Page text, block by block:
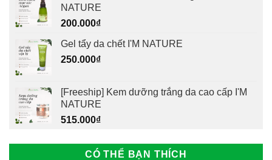
NATURE
200.000₫
Gel tẩy da chết I'M NATURE
250.000₫
[Freeship] Kem dưỡng trắng da cao cấp I'M
NATURE
515.000₫
CÓ THỂ BẠN THÍCH